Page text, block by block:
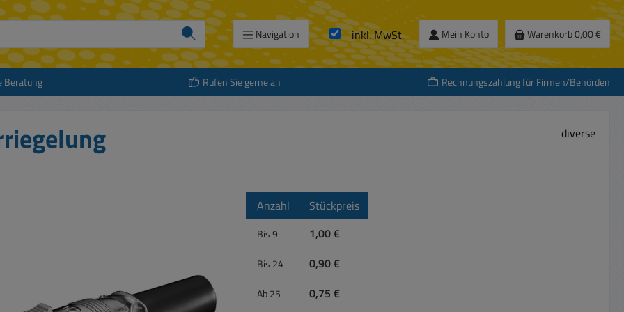
Navigation inkl. MwSt. Mein Konto Warenkorb0,00 €
Beratung Rufen Sie gerne an Rechnungszahlung für Firmen/Behörden
diverse
Anzahl
Stückpreis
Bis9 1,00 €
Bis 24 0,90 €
Ab25 0,75 €